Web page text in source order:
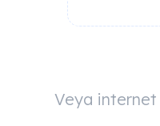
Veya